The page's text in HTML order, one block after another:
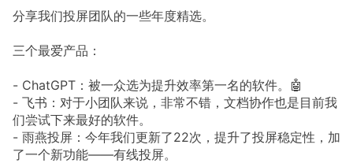
分享我们投屏团队的一些年度精选。
三个最爱产品：
- ChatGPT：被一众选为提升效率第一名的软件。🤖
- 飞书：对于小团队来说，非常不错，文档协作也是目前我
们尝试下来最好的软件。
- 雨燕投屏：今年我们更新了22次，提升了投屏稳定性，加
了一个新功能——有线投屏。